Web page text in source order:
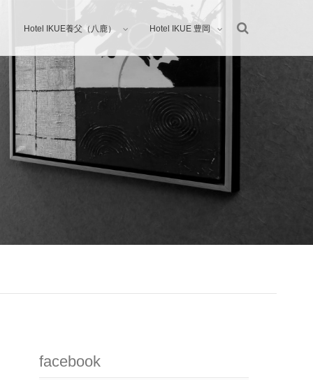
Hotel IKUE養父（八鹿） Hotel IKUE 豊岡
facebook